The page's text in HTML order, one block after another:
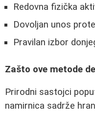
Redovna fizička
Dovoljan unos
Pravilan izbor
Zašto ove metode
Prirodni sastojci
namirnica sadrže